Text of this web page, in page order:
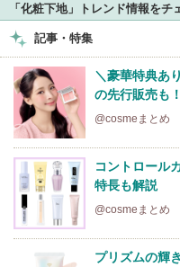
「化粧下地」トレンド情報をチ
記事・特集
＼豪華特典あ
の先行販売も
@cosmeまとめ
コントロール
特長も解説
@cosmeまとめ
プリズムの輝